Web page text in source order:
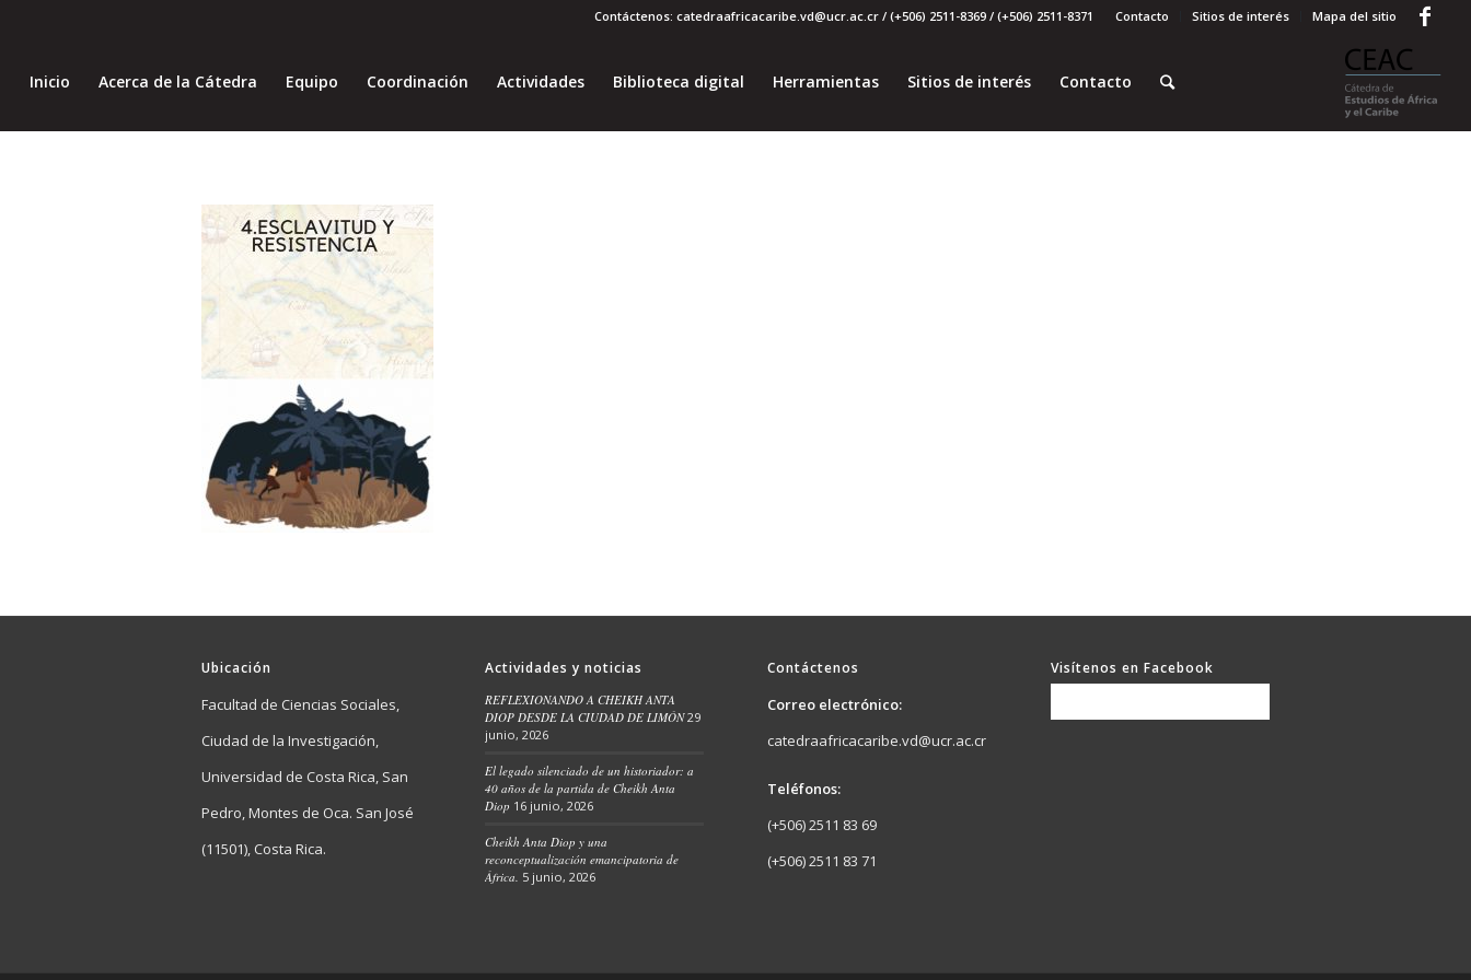
Contacto Sitios de interés Mapa del sitio
Contáctenos: catedraafricacaribe.vd@ucr.ac.cr / (+506) 2511-8369 / (+506) 2511-8371
Inicio Acerca de la Cátedra Equipo Coordinación Actividades Biblioteca digital Herramientas Sitios de interés Contacto
Ubicación
Facultad de Ciencias Sociales,
Ciudad de la Investigación,
Universidad de Costa Rica, San
Pedro, Montes de Oca. San José
(11501), Costa Rica.
Actividades y noticias
REFLEXIONANDO A CHEIKH ANTA
DIOP DESDE LA CIUDAD DE LIMÓN 29
junio, 2026
El legado silenciado de un historiador: a
40 años de la partida de Cheikh Anta
Diop 16 junio, 2026
Cheikh Anta Diop y una
reconceptualización emancipatoria de
África. 5 junio, 2026
Contáctenos
Correo electrónico:
catedraafricacaribe.vd@ucr.ac.cr
Teléfonos:
(+506) 2511 83 69
(+506) 2511 83 71
Visítenos en Facebook